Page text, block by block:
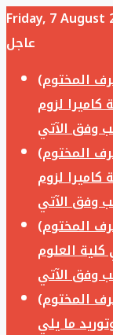
Friday, 7 August
عاجل
المختوم)
لزوم
المختوم)
لزوم
المختوم)
العلوم
المختوم)